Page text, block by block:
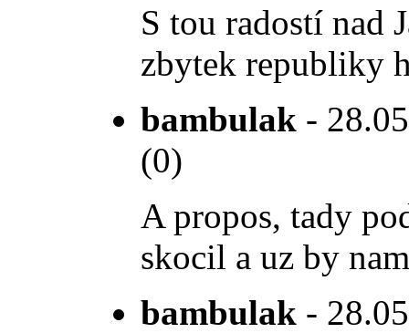
S tou radostí nad
zbytek republiky
bambulak -
(0)
A propos, tady
skocil a uz by
bambulak -